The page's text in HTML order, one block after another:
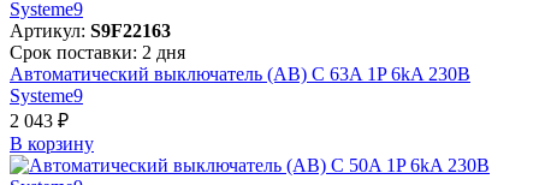
Артикул: S9F22163
Срок поставки: 2 дня
Автоматический выключатель (АВ) C 63A 1P 6kA 230В
Systeme9
2 043 ₽
В корзинy